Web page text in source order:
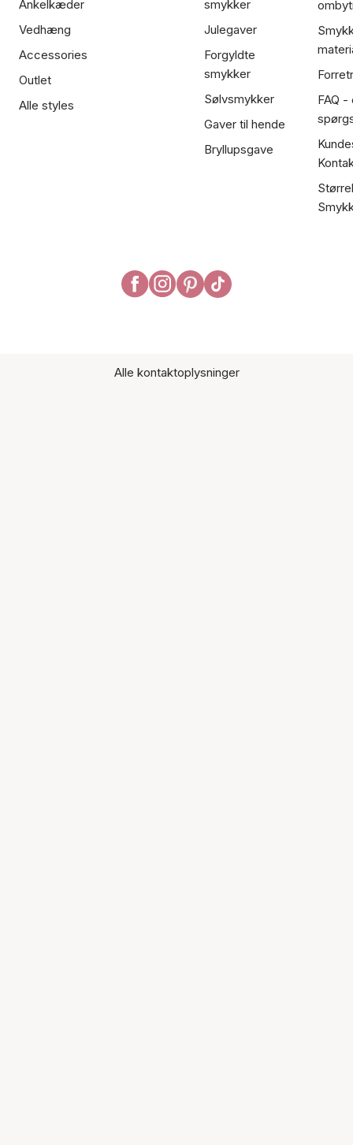
Ankelkæder
Vedhæng
Accessories
Outlet
Alle styles
smykker
Julegaver
Forgyldte
smykker
Sølvsmykker
Gaver til hende
Bryllupsgave
FAQ
Alle kontaktoplysninger